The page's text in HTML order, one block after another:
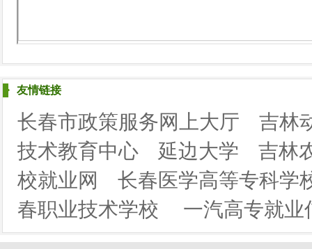
友情链接
长春市政策服务网上大厅
吉林
技术教育中心
延边大学
吉林
校就业网
长春医学高等专科学
春职业技术学校
一汽高专就业